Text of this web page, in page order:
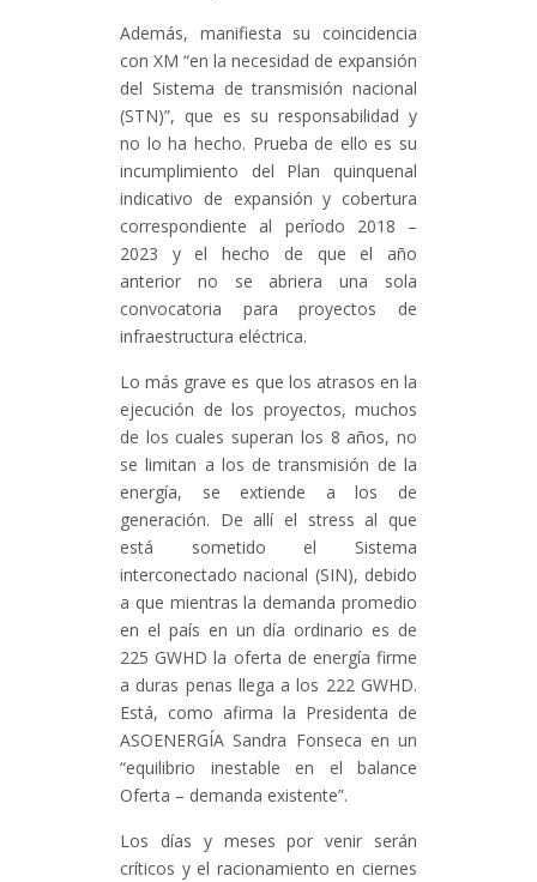
Además, manifiesta su coincidencia
con XM “en la necesidad de expansión
del Sistema de transmisión nacional
(STN)”, que es su responsabilidad y
no lo ha hecho. Prueba de ello es su
incumplimiento del Plan quinquenal
indicativo de expansión y cobertura
correspondiente al período 2018 –
2023 y el hecho de que el año
anterior no se abriera una sola
convocatoria para proyectos de
infraestructura eléctrica.
Lo más grave es que los atrasos en la
ejecución de los proyectos, muchos
de los cuales superan los 8 años, no
se limitan a los de transmisión de la
energía, se extiende a los de
generación. De allí el stress al que
está sometido el Sistema
interconectado nacional (SIN), debido
a que mientras la demanda promedio
en el país en un día ordinario es de
225 GWHD la oferta de energía firme
a duras penas llega a los 222 GWHD.
Está, como afirma la Presidenta de
ASOENERGÍA Sandra Fonseca en un
“equilibrio inestable en el balance
Oferta – demanda existente”.
Los días y meses por venir serán
críticos y el racionamiento en ciernes